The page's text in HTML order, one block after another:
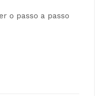
o passo a passo